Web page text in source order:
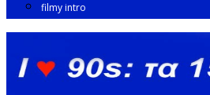
filmy intro